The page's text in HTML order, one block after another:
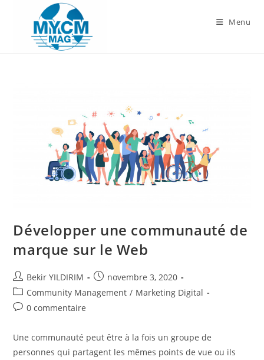
Menu
Développer une communauté de
marque sur le Web
Auteur/autrice
de
la
publication :
Bekir YILDIRIM
Publication
publiée :
novembre 3, 2020
Post
category:
Community Management / Marketing Digital
Commentaires
la
publication :
0 commentaire
Une communauté peut être à la fois un groupe de
personnes qui partagent les mêmes points de vue ou ils